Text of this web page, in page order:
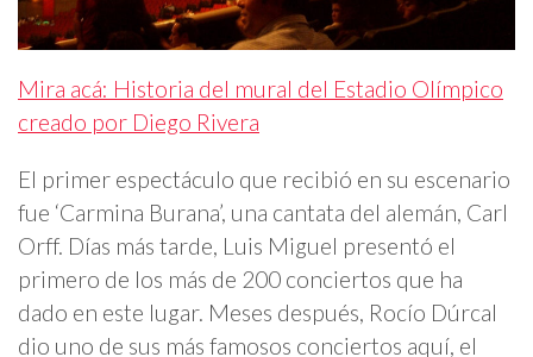
Mira acá: Historia del mural del Estadio Olímpico
creado por Diego Rivera
El primer espectáculo que recibió en su escenario
fue ‘Carmina Burana’, una cantata del alemán, Carl
Orff. Días más tarde, Luis Miguel presentó el
primero de los más de 200 conciertos que ha
dado en este lugar. Meses después, Rocío Dúrcal
dio uno de sus más famosos conciertos aquí, el